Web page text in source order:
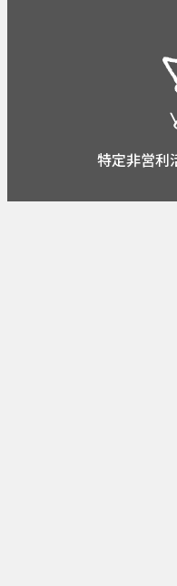
特定非営利